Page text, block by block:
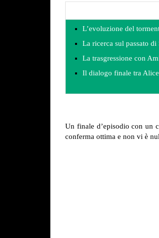
L’evoluzione del
La ricerca sul passato di
La trasgressione con
Il dialogo finale tra
Un finale d’episodio con un
conferma ottima e non vi è